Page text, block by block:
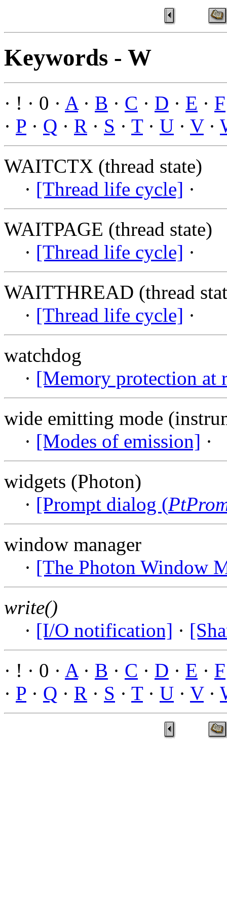
Keywords - W
· ! · 0 · A· B · C · D · E · F
· P · Q · R · S · T· U · V·
WAITCTX (thread state)
· [Thread life cycle] ·
WAITPAGE (thread state)
· [Thread life cycle] ·
WAITTHREAD (thread
· [Thread life cycle] ·
watchdog
· [Memory protection at
wide emitting mode
· [Modes of emission] ·
widgets (Photon)
· [Prompt dialog (
window manager
· [The Photon Window
write()
· [I/O notification] ·
· ! · 0 · A· B · C · D · E · F
· P · Q · R · S · T· U · V·